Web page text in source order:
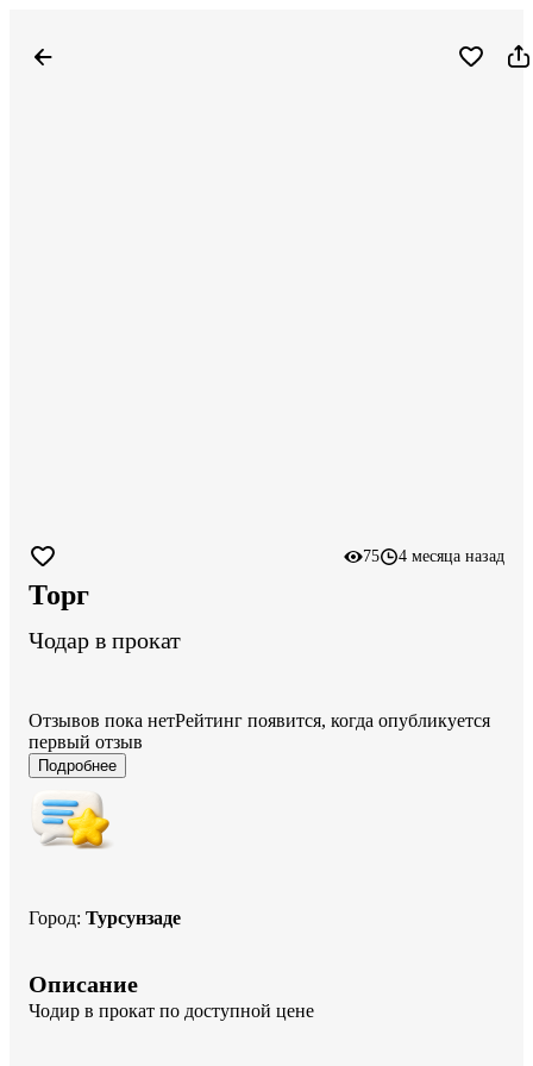
75 4 месяца назад
Торг
Чодар в прокат
Отзывов пока нетРейтинг появится, когда опубликуется
первый отзыв
Подробнее
Город: Турсунзаде
Описание
Чодир в прокат по доступной цене